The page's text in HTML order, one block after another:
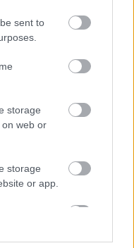
sent to
storage
web or
storage
or app.
storage
gondoltam, hogy
az igát.
órás jégkorongon
t
mint hogy
Maker honlapján.
...